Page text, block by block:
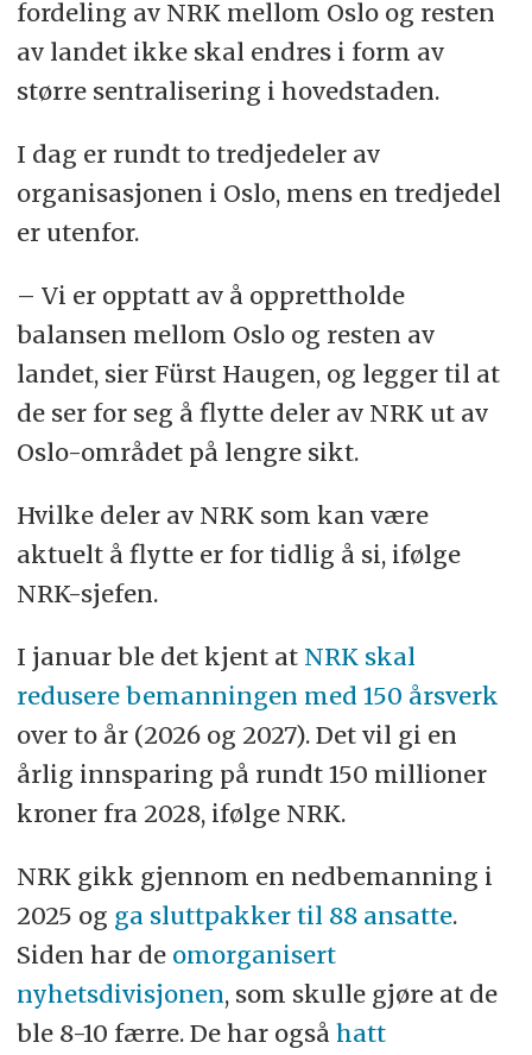
fordeling av NRK mellom Oslo og resten
av landet ikke skal endres i form av
større sentralisering i hovedstaden.
I dag er rundt to tredjedeler av
organisasjonen i Oslo, mens en tredjedel
er utenfor.
– Vi er opptatt av å opprettholde
balansen mellom Oslo og resten av
landet, sier Fürst Haugen, og legger til at
de ser for seg å flytte deler av NRK ut av
Oslo-området på lengre sikt.
Hvilke deler av NRK som kan være
aktuelt å flytte er for tidlig å si, ifølge
NRK-sjefen.
I januar ble det kjent at NRK skal
redusere bemanningen med 150 årsverk
over to år (2026 og 2027). Det vil gi en
årlig innsparing på rundt 150 millioner
kroner fra 2028, ifølge NRK.
NRK gikk gjennom en nedbemanning i
2025 og ga sluttpakker til 88 ansatte.
Siden har de omorganisert
nyhetsdivisjonen, som skulle gjøre at de
ble 8-10 færre. De har også hatt